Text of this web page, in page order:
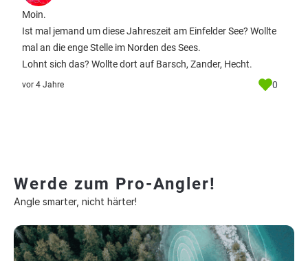
Moin.
Ist mal jemand um diese Jahreszeit am Einfelder See? Wollte
mal an die enge Stelle im Norden des Sees.
Lohnt sich das? Wollte dort auf Barsch, Zander, Hecht.
vor 4 Jahre 0
Werde zum Pro-Angler!
Angle smarter, nicht härter!